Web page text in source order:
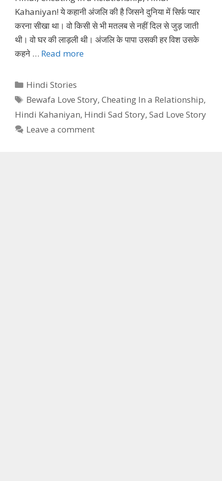
Kahaniyan! ये कहानी अंजलि की है जिसने दुनिया में सिर्फ प्यार
करना सीखा था। वो किसी से भी मतलब से नहीं दिल से जुड़ जाती
थी। वो घर की लाड़ली थी। अंजलि के पापा उसकी हर विश उसके
कहने … Read more
Categories
Hindi Stories
Tags
Bewafa Love Story,Cheating In a Relationship,
Hindi Kahaniyan, Hindi Sad Story, Sad Love Story
Leave a comment